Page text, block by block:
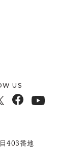
US
403番地